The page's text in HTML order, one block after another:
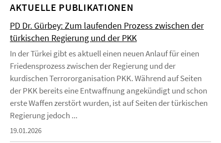
AKTUELLE PUBLIKATIONEN
PD Dr. Gürbey: Zum laufenden Prozess zwischen der
türkischen Regierung und der PKK
In der Türkei gibt es aktuell einen neuen Anlauf für einen
Friedensprozess zwischen der Regierung und der
kurdischen Terrororganisation PKK. Während auf Seiten
der PKK bereits eine Entwaffnung angekündigt und schon
erste Waffen zerstört wurden, ist auf Seiten der türkischen
Regierung jedoch ...
19.01.2026